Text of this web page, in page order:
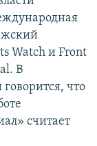
Watch и Front
В
что
считает